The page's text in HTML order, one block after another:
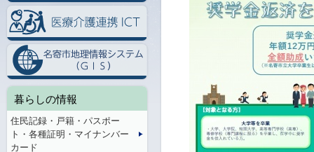
暮らしの情報
住民記録・戸籍・パスポー
ト・各種証明・マイナンバー
カード